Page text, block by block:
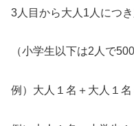
3人目から大人1人につ
（小学生以下は2人で
例）大人１名＋大人１名